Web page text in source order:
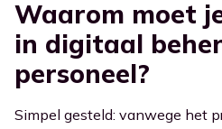
Waarom moet
in digitaal
personeel?
Simpel gesteld: vanwege het